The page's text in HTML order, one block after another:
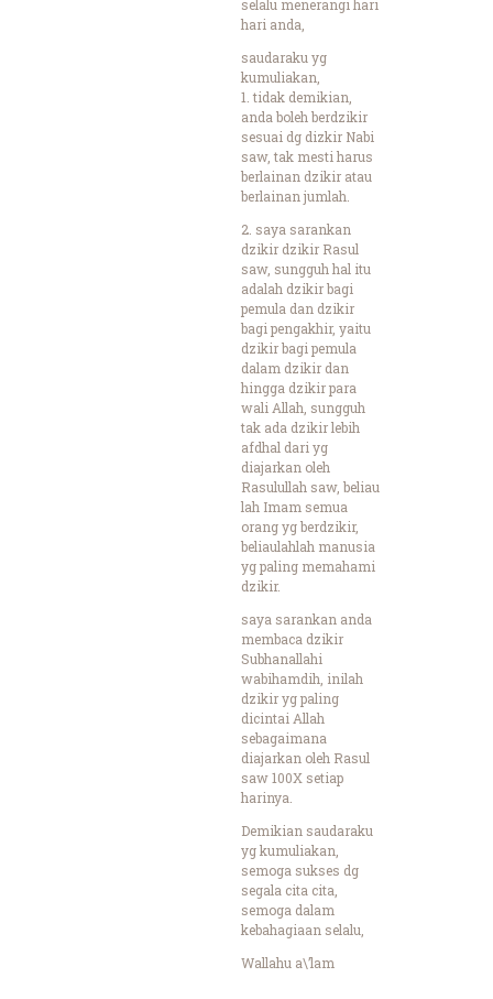
selalu menerangi hari
hari anda,
saudaraku yg
kumuliakan,
1. tidak demikian,
anda boleh berdzikir
sesuai dg dizkir Nabi
saw, tak mesti harus
berlainan dzikir atau
berlainan jumlah.
2. saya sarankan
dzikir dzikir Rasul
saw, sungguh hal itu
adalah dzikir bagi
pemula dan dzikir
bagi pengakhir, yaitu
dzikir bagi pemula
dalam dzikir dan
hingga dzikir para
wali Allah, sungguh
tak ada dzikir lebih
afdhal dari yg
diajarkan oleh
Rasulullah saw, beliau
lah Imam semua
orang yg berdzikir,
beliaulahlah manusia
yg paling memahami
dzikir.
saya sarankan anda
membaca dzikir
Subhanallahi
wabihamdih, inilah
dzikir yg paling
dicintai Allah
sebagaimana
diajarkan oleh Rasul
saw 100X setiap
harinya.
Demikian saudaraku
yg kumuliakan,
semoga sukses dg
segala cita cita,
semoga dalam
kebahagiaan selalu,
Wallahu a\’lam